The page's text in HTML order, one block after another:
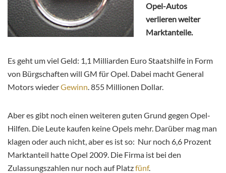
Opel-Autos
verlieren weiter
Marktanteile.
Es geht um viel Geld: 1,1 Milliarden Euro Staatshilfe in Form
von Bürgschaften will GM für Opel. Dabei macht General
Motors wiederGewinn. 855 Millionen Dollar.
Aber es gibt noch einen weiteren guten Grund gegen Opel-
Hilfen. Die Leute kaufen keine Opels mehr. Darüber mag man
klagen oder auch nicht, aber es ist so: Nur noch 6,6 Prozent
Marktanteil hatte Opel 2009. Die Firma ist bei den
Zulassungszahlen nur noch auf Platzfünf.